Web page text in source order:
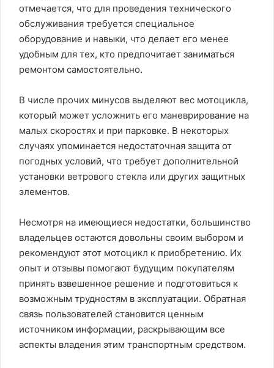
отмечается, что для проведения технического
обслуживания требуется специальное
оборудование и навыки, что делает его менее
удобным для тех, кто предпочитает заниматься
ремонтом самостоятельно.
В числе прочих минусов выделяют вес мотоцикла,
который может усложнить его маневрирование на
малых скоростях и при парковке. В некоторых
случаях упоминается недостаточная защита от
погодных условий, что требует дополнительной
установки ветрового стекла или других защитных
элементов.
Несмотря на имеющиеся недостатки, большинство
владельцев остаются довольны своим выбором и
рекомендуют этот мотоцикл к приобретению. Их
опыт и отзывы помогают будущим покупателям
принять взвешенное решение и подготовиться к
возможным трудностям в эксплуатации. Обратная
связь пользователей становится ценным
источником информации, раскрывающим все
аспекты владения этим транспортным средством.